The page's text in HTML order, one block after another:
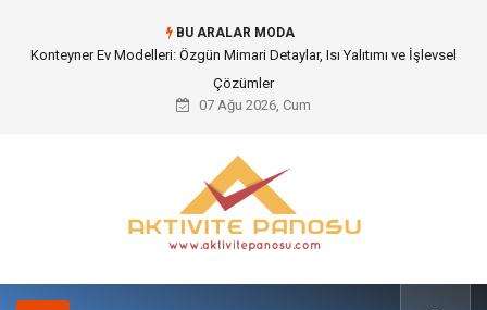
BU ARALAR MODA
Nakliye Nedir ve Tedarik Zincirindeki Önemi Nasıl Anlaşılır?
07 Ağu 2026, Cum